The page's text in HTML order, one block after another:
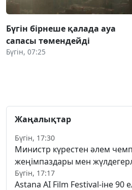
Бүгін бірнеше қалада ауа
сапасы төмендейді
Бүгін, 07:25
Жаңалықтар
Бүгін, 17:30
Министр күрестен әлем
жеңімпаздары мен
Бүгін, 17:17
Astana AI Film Festival-іне 90